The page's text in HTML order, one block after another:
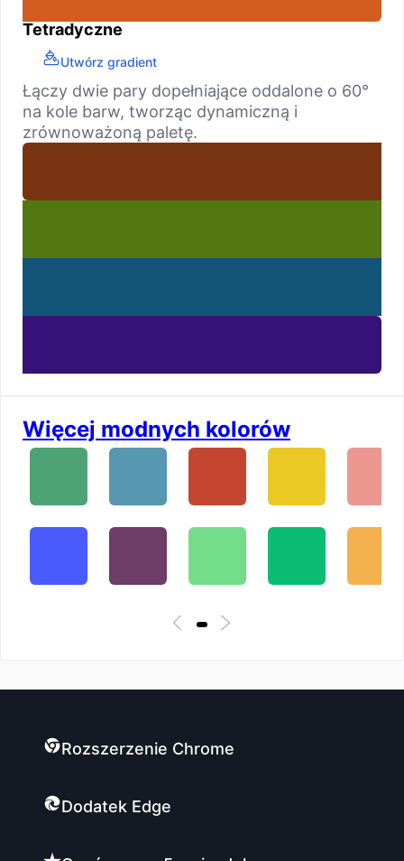
Tetradyczne
Utwórz gradient
Łączy dwie pary dopełniające oddalone o 60°
na kole barw, tworząc dynamiczną i
zrównoważoną paletę.
Więcej modnych kolorów
Rozszerzenie Chrome
Dodatek Edge